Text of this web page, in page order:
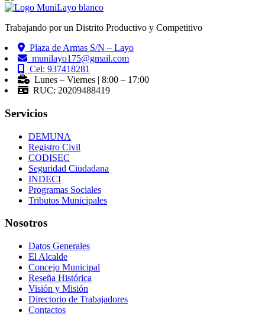
Trabajando por un Distrito Productivo y Competitivo
Plaza de Armas S/N – Layo
munilayo175@gmail.com
Cel: 937418281
Lunes – Viernes | 8:00 – 17:00
RUC: 20209488419
Servicios
DEMUNA
Registro Civil
CODISEC
Seguridad Ciudadana
INDECI
Programas Sociales
Tributos Municipales
Nosotros
Datos Generales
El Alcalde
Concejo Municipal
Reseña Histórica
Visión y Misión
Directorio de Trabajadores
Contactos